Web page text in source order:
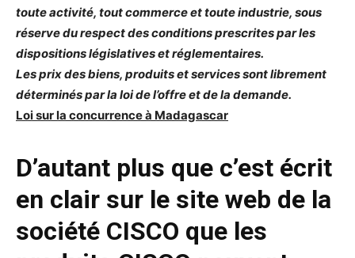
toute activité, tout commerce et toute industrie, sous
réserve du respect des conditions prescrites par les
dispositions législatives et réglementaires.
Les prix des biens, produits et services sont librement
déterminés par la loi de l’offre et de la demande.
Loi sur la concurrence à Madagascar
D’autant plus que c’est écrit
en clair sur le site web de la
société CISCO que les